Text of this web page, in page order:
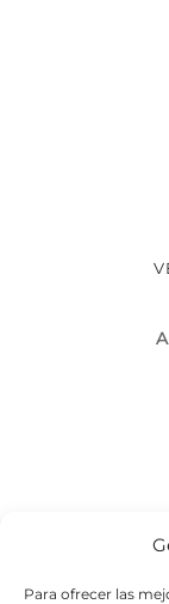
Para ofrecer las